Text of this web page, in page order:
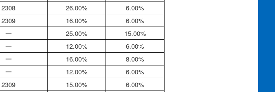
2308
26.00%
6.00%
2309
16.00%
6.00%
一 25.00%
15.00%
一 12.00%
6.00%
一 16.00% 8.00%
一 12.00%
6.00%
2309
15.00% 6.00%